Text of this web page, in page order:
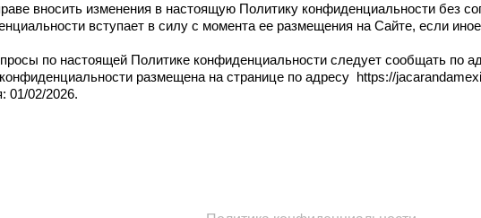
вносить изменения в настоящую Политику конфиденциальности без
вступает в силу с момента ее размещения на Сайте, если
по настоящей Политике конфиденциальности следует сообщать по
размещена на странице по адресу https://
01/02/2026.